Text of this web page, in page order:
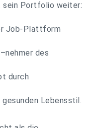
sein Portfolio weiter:
Job-Plattform
des
durch
Lebensstil.